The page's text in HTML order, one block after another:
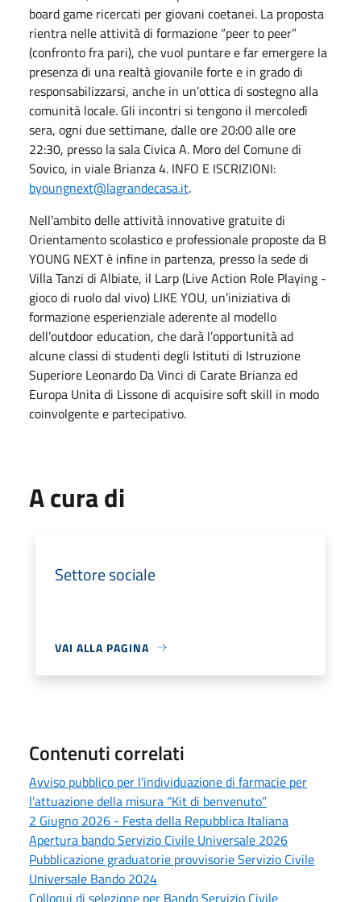
board game ricercati per giovani coetanei. La proposta
rientra nelle attività di formazione “peer to peer”
(confronto fra pari), che vuol puntare e far emergere la
presenza di una realtà giovanile forte e in grado di
responsabilizzarsi, anche in un’ottica di sostegno alla
comunità locale. Gli incontri si tengono il mercoledì
sera, ogni due settimane, dalle ore 20:00 alle ore
22:30, presso la sala Civica A. Moro del Comune di
Sovico, in viale Brianza 4. INFO E ISCRIZIONI:
byoungnext@lagrandecasa.it.
Nell’ambito delle attività innovative gratuite di
Orientamento scolastico e professionale proposte da B
YOUNG NEXT è infine in partenza, presso la sede di
Villa Tanzi di Albiate, il Larp (Live Action Role Playing -
gioco di ruolo dal vivo) LIKE YOU, un’iniziativa di
formazione esperienziale aderente al modello
dell’outdoor education, che darà l’opportunità ad
alcune classi di studenti degli Istituti di Istruzione
Superiore Leonardo Da Vinci di Carate Brianza ed
Europa Unita di Lissone di acquisire soft skill in modo
coinvolgente e partecipativo.
A cura di
Settore sociale
VAI ALLA PAGINA
Contenuti correlati
Avviso pubblico per l’individuazione di farmacie per
l’attuazione della misura “Kit di benvenuto”
2 Giugno 2026 - Festa della Repubblica Italiana
Apertura bando Servizio Civile Universale 2026
Pubblicazione graduatorie provvisorie Servizio Civile
Universale Bando 2024
Colloqui di selezione per Bando Servizio Civile